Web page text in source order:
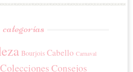
categorías
Bourjois Cabello Carnaval
ColeccionesConsejos